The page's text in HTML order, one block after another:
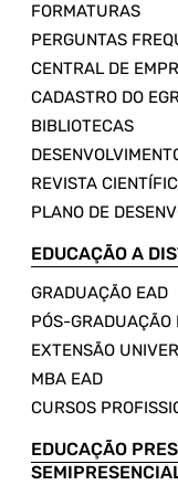
FORMATURAS
PERGUNTAS
CENTRAL DE
CADASTRO DO
BIBLIOTECAS
REVISTA
PLANO DE
EDUCAÇÃO A
GRADUAÇÃO EAD
PÓS-GRADUAÇÃO
EXTENSÃO
MBA EAD
CURSOS
EDUCAÇÃO